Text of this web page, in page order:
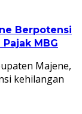
Berpotensi
MBG
Majene,
kehilangan